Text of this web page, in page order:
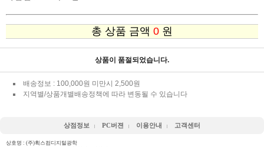
총 상품 금액 0 원
상품이 품절되었습니다.
배송정보 : 100,000원 미만시 2,500원
지역별/상품개별배송정책에 따라 변동될 수 있습니다
상점정보 PC버젼 이용안내 고객센터
상호명 : (주)휙스컴디지털광학